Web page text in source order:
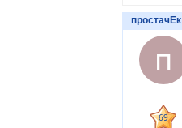
простачЁк
п
69